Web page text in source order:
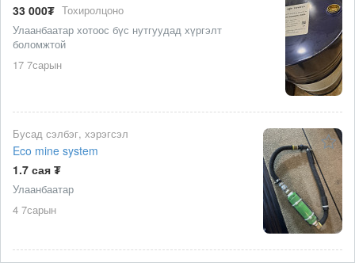
33 000₮ Тохиролцоно
Улаанбаатар хотоос бүс нутгуудад хүргэлт
боломжтой
17 7сарын
Бусад сэлбэг, хэрэгсэл
Eco mine system
1.7 сая ₮
Улаанбаатар
4 7сарын